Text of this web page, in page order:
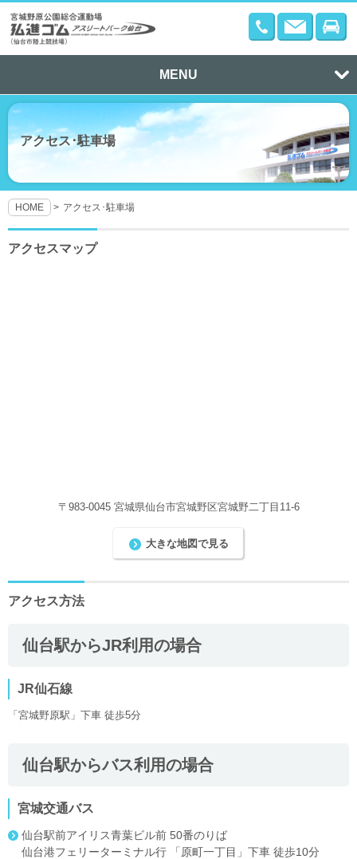
MENU
アクセス･駐車場
HOME アクセス･駐車場
アクセスマップ
〒983-0045 宮城県仙台市宮城野区宮城野二丁目11-6
大きな地図で見る
アクセス方法
仙台駅からJR利用の場合
JR仙石線
「宮城野原駅」下車 徒歩5分
仙台駅からバス利用の場合
宮城交通バス
仙台駅前アイリス青葉ビル前 50番のりば
仙台港フェリーターミナル行 「原町一丁目」下車 徒歩10分